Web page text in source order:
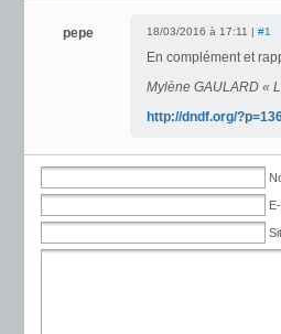
pepe 18/03/2016 à 17:11 | #1
En complément et
Mylène GAULARD «
http://dndf.org/